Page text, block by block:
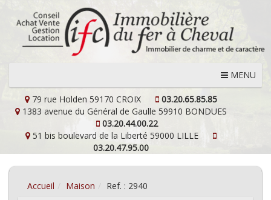
MENU
79 rue Holden 59170 CROIX
03.20.65.85.85
1383 avenue du Général de Gaulle 59910 BONDUES
03.20.44.00.22
51 bis boulevard de la Liberté 59000 LILLE
03.20.47.95.00
Accueil Maison Ref. : 2940